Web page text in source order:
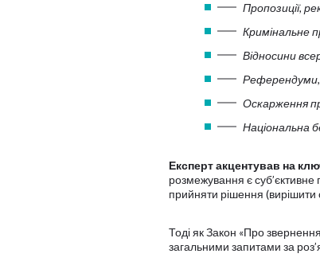
Пропозиції,
Кримінальне
Відносини
Референдуми,
Оскарження
Національна
Експерт акцентував на
розмежування є
прийняти рішення (вирішити
Тоді як Закон «Про
загальними запитами за